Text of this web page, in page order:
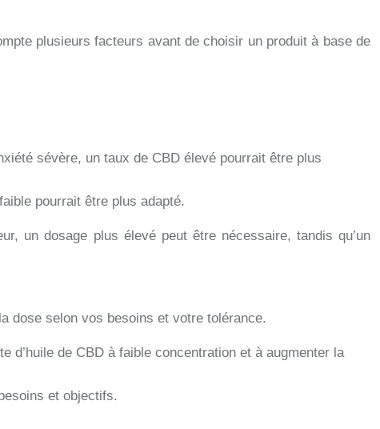
plusieurs facteurs avant de choisir un produit à base de
sévère, un taux de CBD élevé pourrait être plus
pourrait être plus adapté.
un dosage plus élevé peut être nécessaire, tandis qu’un
dose selon vos besoins et votre tolérance.
d’huile de CBD à faible concentration et à augmenter la
et objectifs.